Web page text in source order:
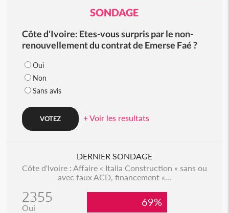
SONDAGE
Côte d'Ivoire: Etes-vous surpris par le non-
renouvellement du contrat de Emerse Faé ?
Oui
Non
Sans avis
+ Voir les resultats
DERNIER SONDAGE
Côte d'Ivoire : Affaire « Italia Construction » sans ou
avec faux ACD, financement «...
2355
Oui 69%